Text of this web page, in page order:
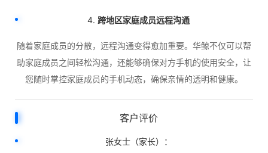
4. 跨地区家庭成员远程沟通
随着家庭成员的分散，远程沟通变得愈加重要。华鲸不仅可以帮
助家庭成员之间轻松沟通，还能够确保对方手机的使用安全，让
您随时掌控家庭成员的手机动态，确保亲情的透明和健康。
客户评价
张女士（家长）：